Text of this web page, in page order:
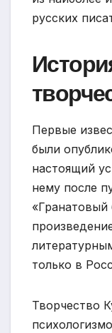
русских
Первые
были
настоящий
нему после
«Гранатовый
только в
Творчество